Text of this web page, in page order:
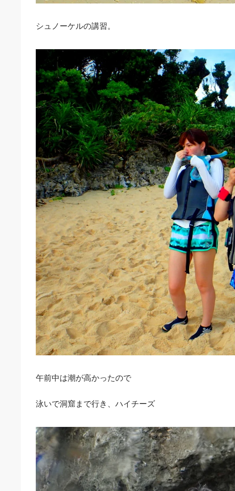
シュノーケルの講習。
午前中は潮が高かったので
泳いで洞窟まで行き、ハイチーズ